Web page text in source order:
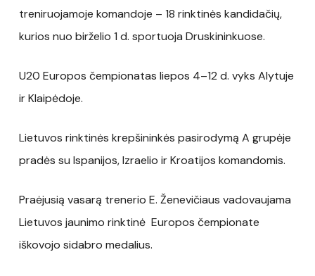
treniruojamoje komandoje – 18 rinktinės kandidačių,
kurios nuo birželio 1 d. sportuoja Druskininkuose.
U20 Europos čempionatas liepos 4–12 d. vyks Alytuje
ir Klaipėdoje.
Lietuvos rinktinės krepšininkės pasirodymą A grupėje
pradės su Ispanijos, Izraelio ir Kroatijos komandomis.
Praėjusią vasarą trenerio E. Ženevičiaus vadovaujama
Lietuvos jaunimo rinktinė Europos čempionate
iškovojo sidabro medalius.